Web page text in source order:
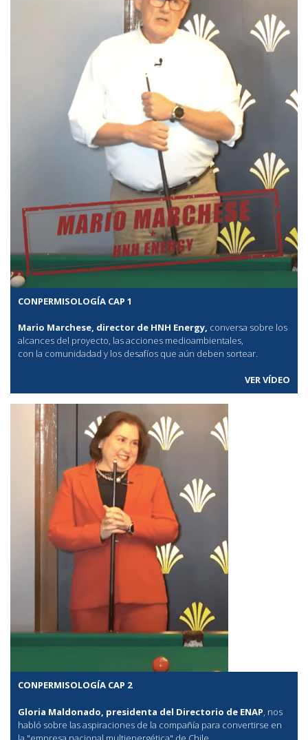
CONPERMISOLOGÍA CAP 1
Mario Marchese, director de HNH Energy, conversa sobre los
alcances del proyecto, las acciones medioambientales,
con la comunidadad y los desafíos que aún deben sortear.
VER VÍDEO
CONPERMISOLOGÍA CAP 2
Gloria Maldonado, presidenta del Directorio de ENAP , nos
habló sobre las aspiraciones de la compañía para convertirse en